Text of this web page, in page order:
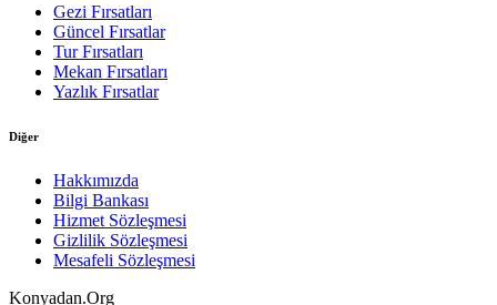
Gezi Fırsatları
Güncel Fırsatlar
Tur Fırsatları
Mekan Fırsatları
Yazlık Fırsatlar
Diğer
Hakkımızda
Bilgi Bankası
Hizmet Sözleşmesi
Gizlilik Sözleşmesi
Mesafeli Sözleşmesi
Konyadan.Org